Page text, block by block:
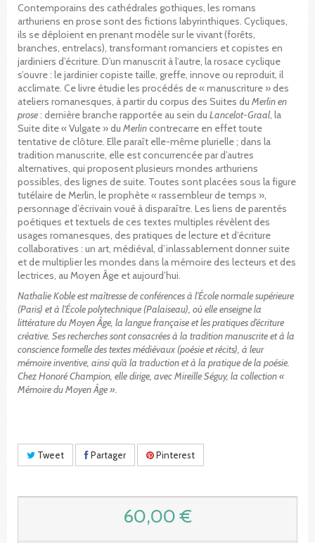
Contemporains des cathédrales gothiques, les romans
arthuriens en prose sont des fictions labyrinthiques. Cycliques,
ils se déploient en prenant modèle sur le vivant (forêts,
branches, entrelacs), transformant romanciers et copistes en
jardiniers d’écriture. D’un manuscrit à l’autre, la rosace cyclique
s’ouvre : le jardinier copiste taille, greffe, innove ou reproduit, il
acclimate. Ce livre étudie les procédés de « manuscriture » des
ateliers romanesques, à partir du corpus des Suites du Merlin en
prose: dernière branche rapportée au sein du Lancelot-Graal, la
Suite dite « Vulgate » du Merlincontrecarre en effet toute
tentative de clôture. Elle paraît elle-même plurielle ; dans la
tradition manuscrite, elle est concurrencée par d’autres
alternatives, qui proposent plusieurs mondes arthuriens
possibles, des lignes de suite. Toutes sont placées sous la figure
tutélaire de Merlin, le prophète « rassembleur de temps »,
personnage d’écrivain voué à disparaître. Les liens de parentés
poétiques et textuels de ces textes multiples révèlent des
usages romanesques, des pratiques de lecture et d’écriture
collaboratives : un art, médiéval, d’inlassablement donner suite
et de multiplier les mondes dans la mémoire des lecteurs et des
lectrices, au Moyen Âge et aujourd’hui.
Nathalie Koble est maîtresse de conférences à l’École normale supérieure
(Paris) et à l’École polytechnique (Palaiseau), où elle enseigne la
littérature du Moyen Âge, la langue française et les pratiques d’écriture
créative. Ses recherches sont consacrées à la tradition manuscrite et à la
conscience formelle des textes médiévaux (poésie et récits), à leur
mémoire inventive, ainsi qu’à la traduction et à la pratique de la poésie.
Chez Honoré Champion, elle dirige, avec Mireille Séguy, la collection «
Mémoire du Moyen Âge ».
Tweet Partager Pinterest
60,00 €